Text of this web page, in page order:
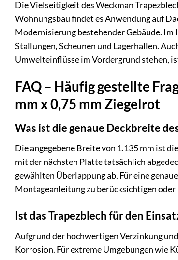
Die Vielseitigkeit des Weckman
Wohnungsbau findet es Anwendung auf
Modernisierung bestehender Gebäude.
Stallungen, Scheunen und Lagerhallen.
Umwelteinflüsse im Vordergrund stehen,
FAQ – Häufig gestellte
mm x 0,75 mm Ziegelrot
Was ist die genaue Deckbreite
Die angegebene Breite von 1.135 mm ist
mit der nächsten Platte tatsächlich
gewählten Überlappung ab. Für eine
Montageanleitung zu berücksichtigen oder
Ist das Trapezblech für den
Aufgrund der hochwertigen Verzinkung
Korrosion. Für extreme Umgebungen wie